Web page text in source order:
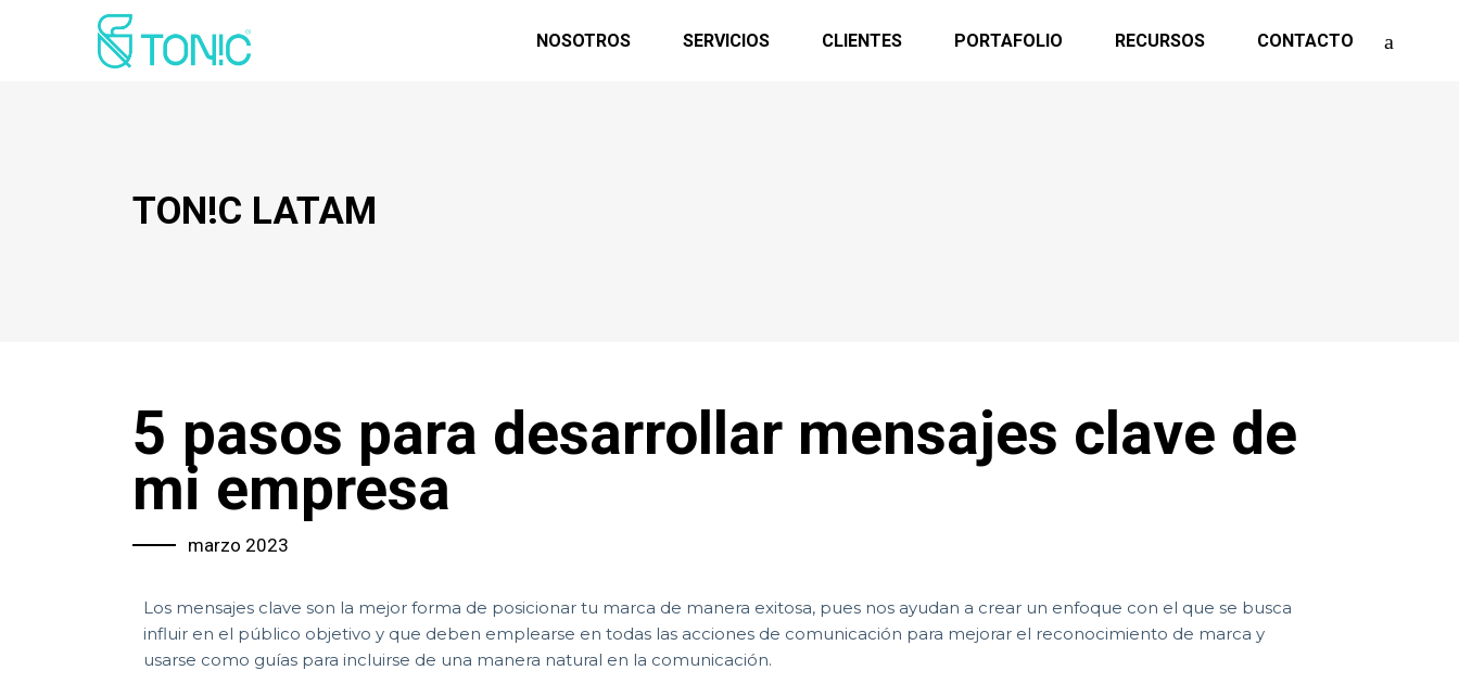
NOSOTROS SERVICIOS CLIENTES PORTAFOLIO RECURSOS CONTACTO
TON!C LATAM
5 pasos para desarrollar mensajes clave de
mi empresa
marzo 2023
Los mensajes clave son la mejor forma de posicionar tu marca de manera exitosa, pues nos ayudan a crear un enfoque con el que se busca
influir en el público objetivo y que deben emplearse en todas las acciones de comunicación para mejorar el reconocimiento de marca y
usarse como guías para incluirse de una manera natural en la comunicación.